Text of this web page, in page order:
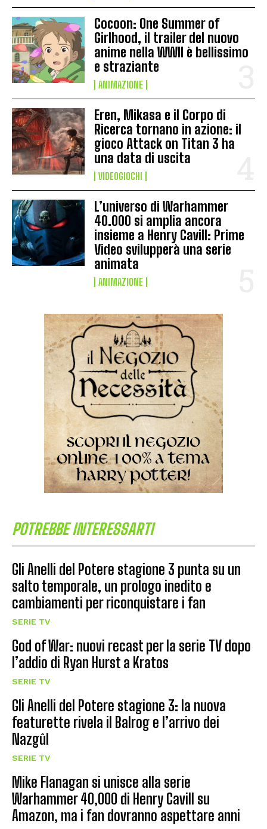
Cocoon: One Summer of
Girlhood, il trailer del nuovo
anime nella WWII è bellissimo
e straziante
ANIMAZIONE
Eren, Mikasa e il Corpo di
Ricerca tornano in azione: il
gioco Attack on Titan 3 ha
una data di uscita
VIDEOGIOCHI
L’universo di Warhammer
40.000 si amplia ancora
insieme a Henry Cavill: Prime
Video svilupperà una serie
animata
ANIMAZIONE
POTREBBE INTERESSARTI
Gli Anelli del Potere stagione 3 punta su un
salto temporale, un prologo inedito e
cambiamenti per riconquistare i fan
SERIE TV
God of War: nuovi recast per la serie TV dopo
l’addio di Ryan Hurst a Kratos
SERIE TV
Gli Anelli del Potere stagione 3: la nuova
featurette rivela il Balrog e l’arrivo dei
Nazgûl
SERIE TV
Mike Flanagan si unisce alla serie
Warhammer 40,000 di Henry Cavill su
Amazon, ma i fan dovranno aspettare anni